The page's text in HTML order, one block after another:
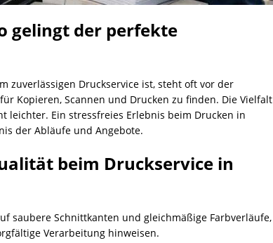
gelingt der perfekte
zuverlässigen Druckservice ist, steht oft vor der
Kopieren, Scannen und Drucken zu finden. Die Vielfalt
leichter. Ein stressfreies Erlebnis beim Drucken in
der Abläufe und Angebote.
beim Druckservice in
saubere Schnittkanten und gleichmäßige Farbverläufe,
Verarbeitung hinweisen.